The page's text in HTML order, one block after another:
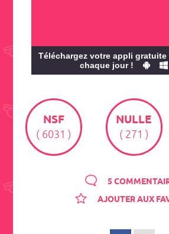
Téléchargez votre appli gratuite
chaque jour !
NSF
( 6031 )
NULLE
( 271 )
5
AJOUTER AUX